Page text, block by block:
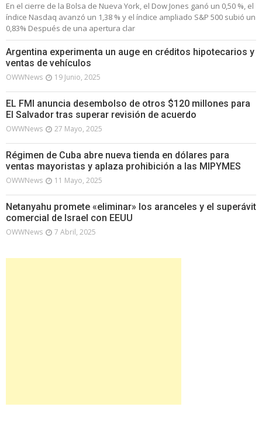
En el cierre de la Bolsa de Nueva York, el Dow Jones ganó un 0,50 %, el
índice Nasdaq avanzó un 1,38 % y el índice ampliado S&P 500 subió un
0,83% Después de una apertura clar
Argentina experimenta un auge en créditos hipotecarios y
ventas de vehículos
OWWNews 19 Junio, 2025
EL FMI anuncia desembolso de otros $120 millones para
El Salvador tras superar revisión de acuerdo
OWWNews 27 Mayo, 2025
Régimen de Cuba abre nueva tienda en dólares para
ventas mayoristas y aplaza prohibición a las MIPYMES
OWWNews 11 Mayo, 2025
Netanyahu promete «eliminar» los aranceles y el superávit
comercial de Israel con EEUU
OWWNews 7 Abril, 2025